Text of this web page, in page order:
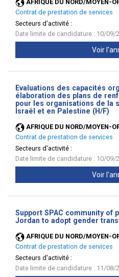
AFRIQUE DU NORD/MOYEN-
Contrat de prestation de services
Secteurs d'activité :
Date limite de candidature : 10/09/
Voir
Evaluations des capacités
élaboration des plans de
pour les organisations de la
Israël et en Palestine (H/F)
AFRIQUE DU NORD/MOYEN-
Contrat de prestation de services
Secteurs d'activité :
Date limite de candidature : 10/09/
Voir
Support SPAC community of
Jordan to adopt gender
AFRIQUE DU NORD/MOYEN-
Contrat de prestation de services
Secteurs d'activité :
Date limite de candidature : 11/08/